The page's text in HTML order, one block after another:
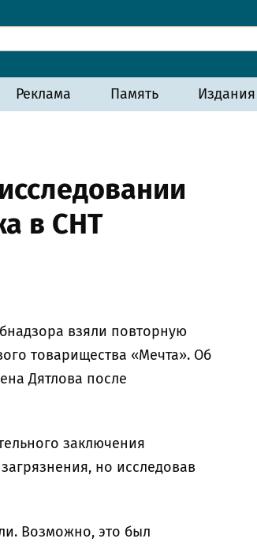
Реклама Память Издания
в СНТ
взяли повторную
товарищества «Мечта». Об
Дятлова после
заключения
но исследовав
Возможно, это был